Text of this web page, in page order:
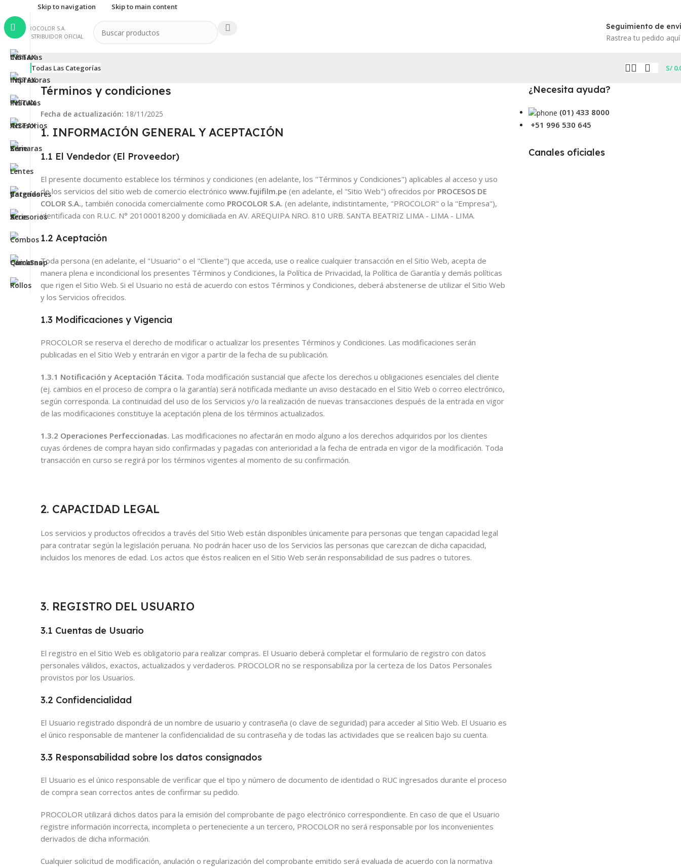
Skip to navigation Skip to main content
PROCOLOR S.A.
DISTRIBUIDOR OFICIAL
Seguimiento de
Rastrea tu pedido aquí
Todas Las Categorías S/
Términos y condiciones
Fecha de actualización: 18/11/2025
1. INFORMACIÓN GENERAL Y ACEPTACIÓN
1.1 El Vendedor (El Proveedor)
El presente documento establece los términos y condiciones (en adelante, los "Términos y Condiciones") aplicables al acceso y uso
de los servicios del sitio web de comercio electrónico www.fujifilm.pe (en adelante, el "Sitio Web") ofrecidos por PROCESOS DE
COLOR S.A., también conocida comercialmente como PROCOLOR S.A. (en adelante, indistintamente, "PROCOLOR" o la "Empresa"),
identificada con R.U.C. N° 20100018200 y domiciliada en AV. AREQUIPA NRO. 810 URB. SANTA BEATRIZ LIMA - LIMA - LIMA.
1.2 Aceptación
Toda persona (en adelante, el "Usuario" o el "Cliente") que acceda, use o realice cualquier transacción en el Sitio Web, acepta de
manera plena e incondicional los presentes Términos y Condiciones, la Política de Privacidad, la Política de Garantía y demás políticas
que rigen el Sitio Web. Si el Usuario no está de acuerdo con estos Términos y Condiciones, deberá abstenerse de utilizar el Sitio Web
y los Servicios ofrecidos.
1.3 Modificaciones y Vigencia
PROCOLOR se reserva el derecho de modificar o actualizar los presentes Términos y Condiciones. Las modificaciones serán
publicadas en el Sitio Web y entrarán en vigor a partir de la fecha de su publicación.
1.3.1 Notificación y Aceptación Tácita. Toda modificación sustancial que afecte los derechos u obligaciones esenciales del cliente
(ej. cambios en el proceso de compra o la garantía) será notificada mediante un aviso destacado en el Sitio Web o correo electrónico,
según corresponda. La continuidad del uso de los Servicios y/o la realización de nuevas transacciones después de la entrada en vigor
de las modificaciones constituye la aceptación plena de los términos actualizados.
1.3.2 Operaciones Perfeccionadas. Las modificaciones no afectarán en modo alguno a los derechos adquiridos por los clientes
cuyas órdenes de compra hayan sido confirmadas y pagadas con anterioridad a la fecha de entrada en vigor de la modificación. Toda
transacción en curso se regirá por los términos vigentes al momento de su confirmación.
2. CAPACIDAD LEGAL
Los servicios y productos ofrecidos a través del Sitio Web están disponibles únicamente para personas que tengan capacidad legal
para contratar según la legislación peruana. No podrán hacer uso de los Servicios las personas que carezcan de dicha capacidad,
incluidos los menores de edad. Los actos que éstos realicen en el Sitio Web serán responsabilidad de sus padres o tutores.
3. REGISTRO DEL USUARIO
3.1 Cuentas de Usuario
El registro en el Sitio Web es obligatorio para realizar compras. El Usuario deberá completar el formulario de registro con datos
personales válidos, exactos, actualizados y verdaderos. PROCOLOR no se responsabiliza por la certeza de los Datos Personales
provistos por los Usuarios.
3.2 Confidencialidad
El Usuario registrado dispondrá de un nombre de usuario y contraseña (o clave de seguridad) para acceder al Sitio Web. El Usuario es
el único responsable de mantener la confidencialidad de su contraseña y de todas las actividades que se realicen bajo su cuenta.
3.3 Responsabilidad sobre los datos consignados
El Usuario es el único responsable de verificar que el tipo y número de documento de identidad o RUC ingresados durante el proceso
de compra sean correctos antes de confirmar su pedido.
PROCOLOR utilizará dichos datos para la emisión del comprobante de pago electrónico correspondiente. En caso de que el Usuario
registre información incorrecta, incompleta o perteneciente a un tercero, PROCOLOR no será responsable por los inconvenientes
derivados de dicha información.
Cualquier solicitud de modificación, anulación o regularización del comprobante emitido será evaluada de acuerdo con la normativa
¿Necesita ayuda?
(01) 433 8000
+51 996 530 645
Canales oficiales